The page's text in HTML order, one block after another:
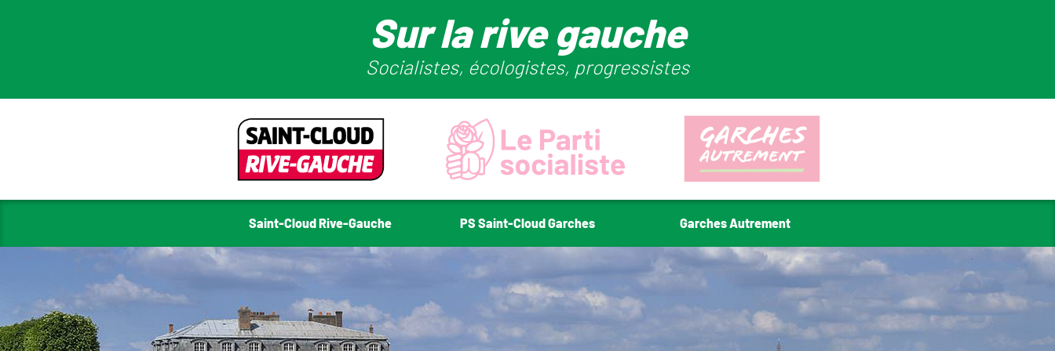
Sur la rive gauche
Socialistes, écologistes, progressistes
Saint-Cloud Rive-Gauche PS Saint-Cloud Garches Garches Autrement